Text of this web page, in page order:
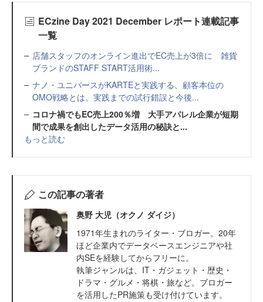
ECzine Day 2021 December レポート連載記事
一覧
店舗スタッフのオンライン進出でEC売上が3倍に 雑貨
ブランドのSTAFF START活用術...
ナノ・ユニバースがKARTEと実践する、顧客本位の
OMO戦略とは。実践までの試行錯誤と今後...
コロナ禍でもEC売上200％増 大手アパレル企業が短期
間で成果を創出したデータ活用の秘訣と...
もっと読む
この記事の著者
奥野 大児（オクノ ダイジ）
1971年生まれのライター・ブロガー。20年
ほど企業内でデータベースエンジニアや社
内SEを経験してからフリーに。
執筆ジャンルは、IT・ガジェット・歴史・
ドラマ・グルメ・将棋・旅など。ブロガー
を活用したPR施策も受け付けています。